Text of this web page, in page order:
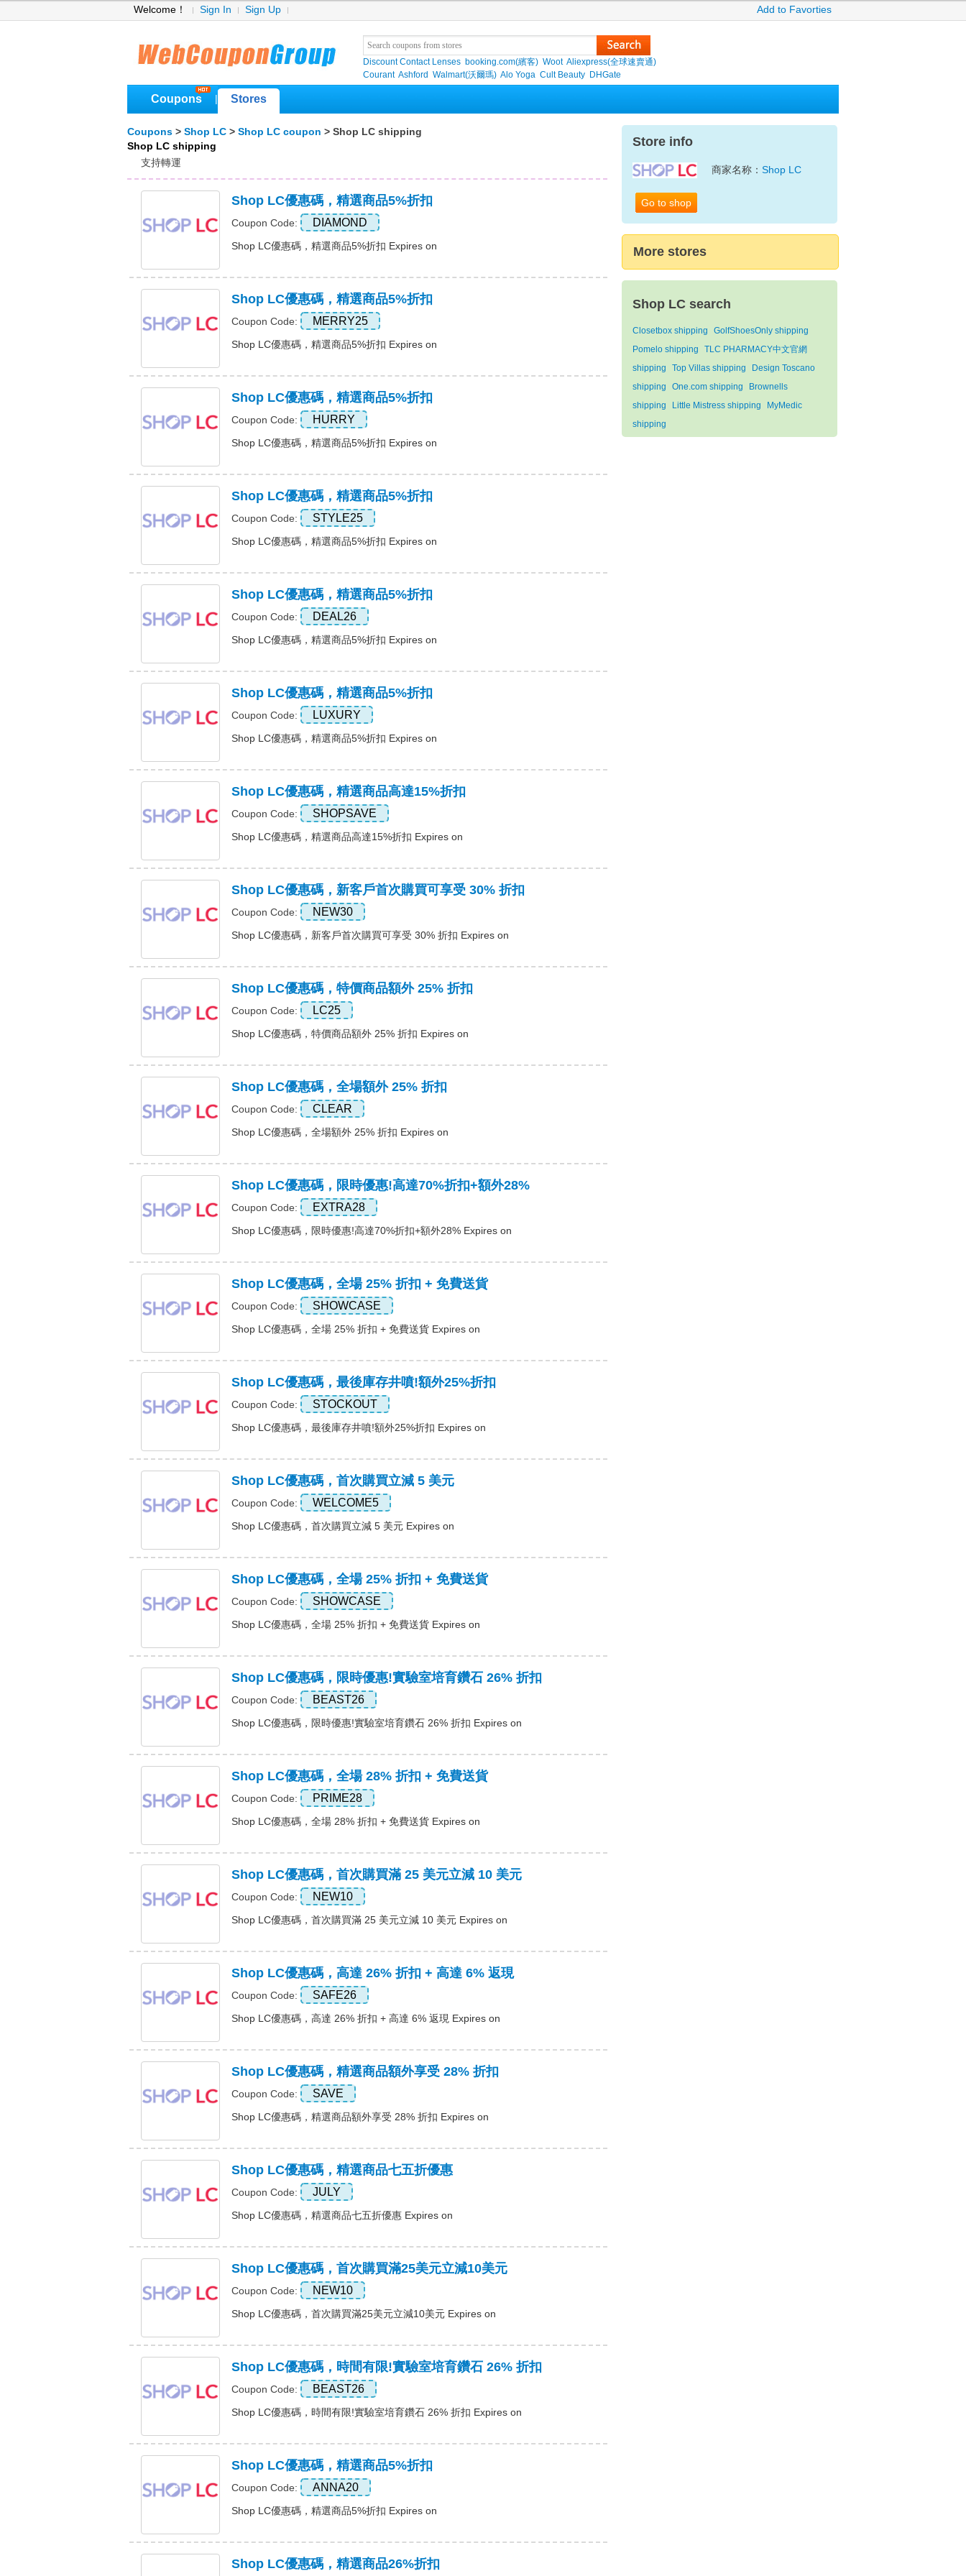
Welcome！ Sign In Sign Up Add to Favorties
Discount Contact Lenses booking.com(繽客) Woot Aliexpress(全球速賣通)
Courant Ashford Walmart(沃爾瑪) Alo Yoga Cult Beauty DHGate
Coupons Stores
Coupons > Shop LC > Shop LC coupon > Shop LC shipping
Shop LC shipping
支持轉運
Shop LC優惠碼，精選商品5%折扣
Coupon Code: DIAMOND
Shop LC優惠碼，精選商品5%折扣 Expires on
Shop LC優惠碼，精選商品5%折扣
Coupon Code: MERRY25
Shop LC優惠碼，精選商品5%折扣 Expires on
Shop LC優惠碼，精選商品5%折扣
Coupon Code: HURRY
Shop LC優惠碼，精選商品5%折扣 Expires on
Shop LC優惠碼，精選商品5%折扣
Coupon Code: STYLE25
Shop LC優惠碼，精選商品5%折扣 Expires on
Shop LC優惠碼，精選商品5%折扣
Coupon Code: DEAL26
Shop LC優惠碼，精選商品5%折扣 Expires on
Shop LC優惠碼，精選商品5%折扣
Coupon Code: LUXURY
Shop LC優惠碼，精選商品5%折扣 Expires on
Shop LC優惠碼，精選商品高達15%折扣
Coupon Code: SHOPSAVE
Shop LC優惠碼，精選商品高達15%折扣 Expires on
Shop LC優惠碼，新客戶首次購買可享受 30% 折扣
Coupon Code: NEW30
Shop LC優惠碼，新客戶首次購買可享受 30% 折扣 Expires on
Shop LC優惠碼，特價商品額外 25% 折扣
Coupon Code: LC25
Shop LC優惠碼，特價商品額外 25% 折扣 Expires on
Shop LC優惠碼，全場額外 25% 折扣
Coupon Code: CLEAR
Shop LC優惠碼，全場額外 25% 折扣 Expires on
Shop LC優惠碼，限時優惠!高達70%折扣+額外28%
Coupon Code: EXTRA28
Shop LC優惠碼，限時優惠!高達70%折扣+額外28% Expires on
Shop LC優惠碼，全場 25% 折扣 + 免費送貨
Coupon Code: SHOWCASE
Shop LC優惠碼，全場 25% 折扣 + 免費送貨 Expires on
Shop LC優惠碼，最後庫存井噴!額外25%折扣
Coupon Code: STOCKOUT
Shop LC優惠碼，最後庫存井噴!額外25%折扣 Expires on
Shop LC優惠碼，首次購買立減 5 美元
Coupon Code: WELCOME5
Shop LC優惠碼，首次購買立減 5 美元 Expires on
Shop LC優惠碼，全場 25% 折扣 + 免費送貨
Coupon Code: SHOWCASE
Shop LC優惠碼，全場 25% 折扣 + 免費送貨 Expires on
Shop LC優惠碼，限時優惠!實驗室培育鑽石 26% 折扣
Coupon Code: BEAST26
Shop LC優惠碼，限時優惠!實驗室培育鑽石 26% 折扣 Expires on
Shop LC優惠碼，全場 28% 折扣 + 免費送貨
Coupon Code: PRIME28
Shop LC優惠碼，全場 28% 折扣 + 免費送貨 Expires on
Shop LC優惠碼，首次購買滿 25 美元立減 10 美元
Coupon Code: NEW10
Shop LC優惠碼，首次購買滿 25 美元立減 10 美元 Expires on
Shop LC優惠碼，高達 26% 折扣 + 高達 6% 返現
Coupon Code: SAFE26
Shop LC優惠碼，高達 26% 折扣 + 高達 6% 返現 Expires on
Shop LC優惠碼，精選商品額外享受 28% 折扣
Coupon Code: SAVE
Shop LC優惠碼，精選商品額外享受 28% 折扣 Expires on
Shop LC優惠碼，精選商品七五折優惠
Coupon Code: JULY
Shop LC優惠碼，精選商品七五折優惠 Expires on
Shop LC優惠碼，首次購買滿25美元立減10美元
Coupon Code: NEW10
Shop LC優惠碼，首次購買滿25美元立減10美元 Expires on
Shop LC優惠碼，時間有限!實驗室培育鑽石 26% 折扣
Coupon Code: BEAST26
Shop LC優惠碼，時間有限!實驗室培育鑽石 26% 折扣 Expires on
Shop LC優惠碼，精選商品5%折扣
Coupon Code: ANNA20
Shop LC優惠碼，精選商品5%折扣 Expires on
Shop LC優惠碼，精選商品26%折扣
Store info
Go to shop
商家名称： Shop LC
More stores
Shop LC search
Closetbox shipping
GolfShoesOnly shipping
Pomelo shipping
TLC PHARMACY中文官網
shipping
Top Villas shipping
Design Toscano
shipping
One.com shipping
Brownells
shipping
Little Mistress shipping
MyMedic
shipping